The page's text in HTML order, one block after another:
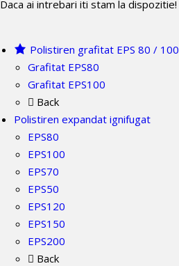
Daca ai intrebari iti stam la dispozitie!
Polistiren grafitat EPS 80 / 100
Grafitat EPS80
Grafitat EPS100
Back
Polistiren expandat ignifugat
EPS80
EPS100
EPS70
EPS50
EPS120
EPS150
EPS200
Back